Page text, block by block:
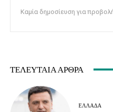
Καμία δημοσίευση για
ΤΕΛΕΥΤΑΊΑ ΆΡΘΡΑ
ΕΛΛΆΔΑ